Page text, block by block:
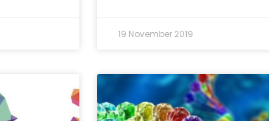
19 November 2019